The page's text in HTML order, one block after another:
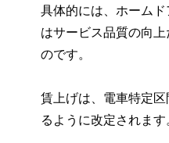
具体的には、ホーム
はサービス品質の向
のです。
賃上げは、電車特定
るように改定されます